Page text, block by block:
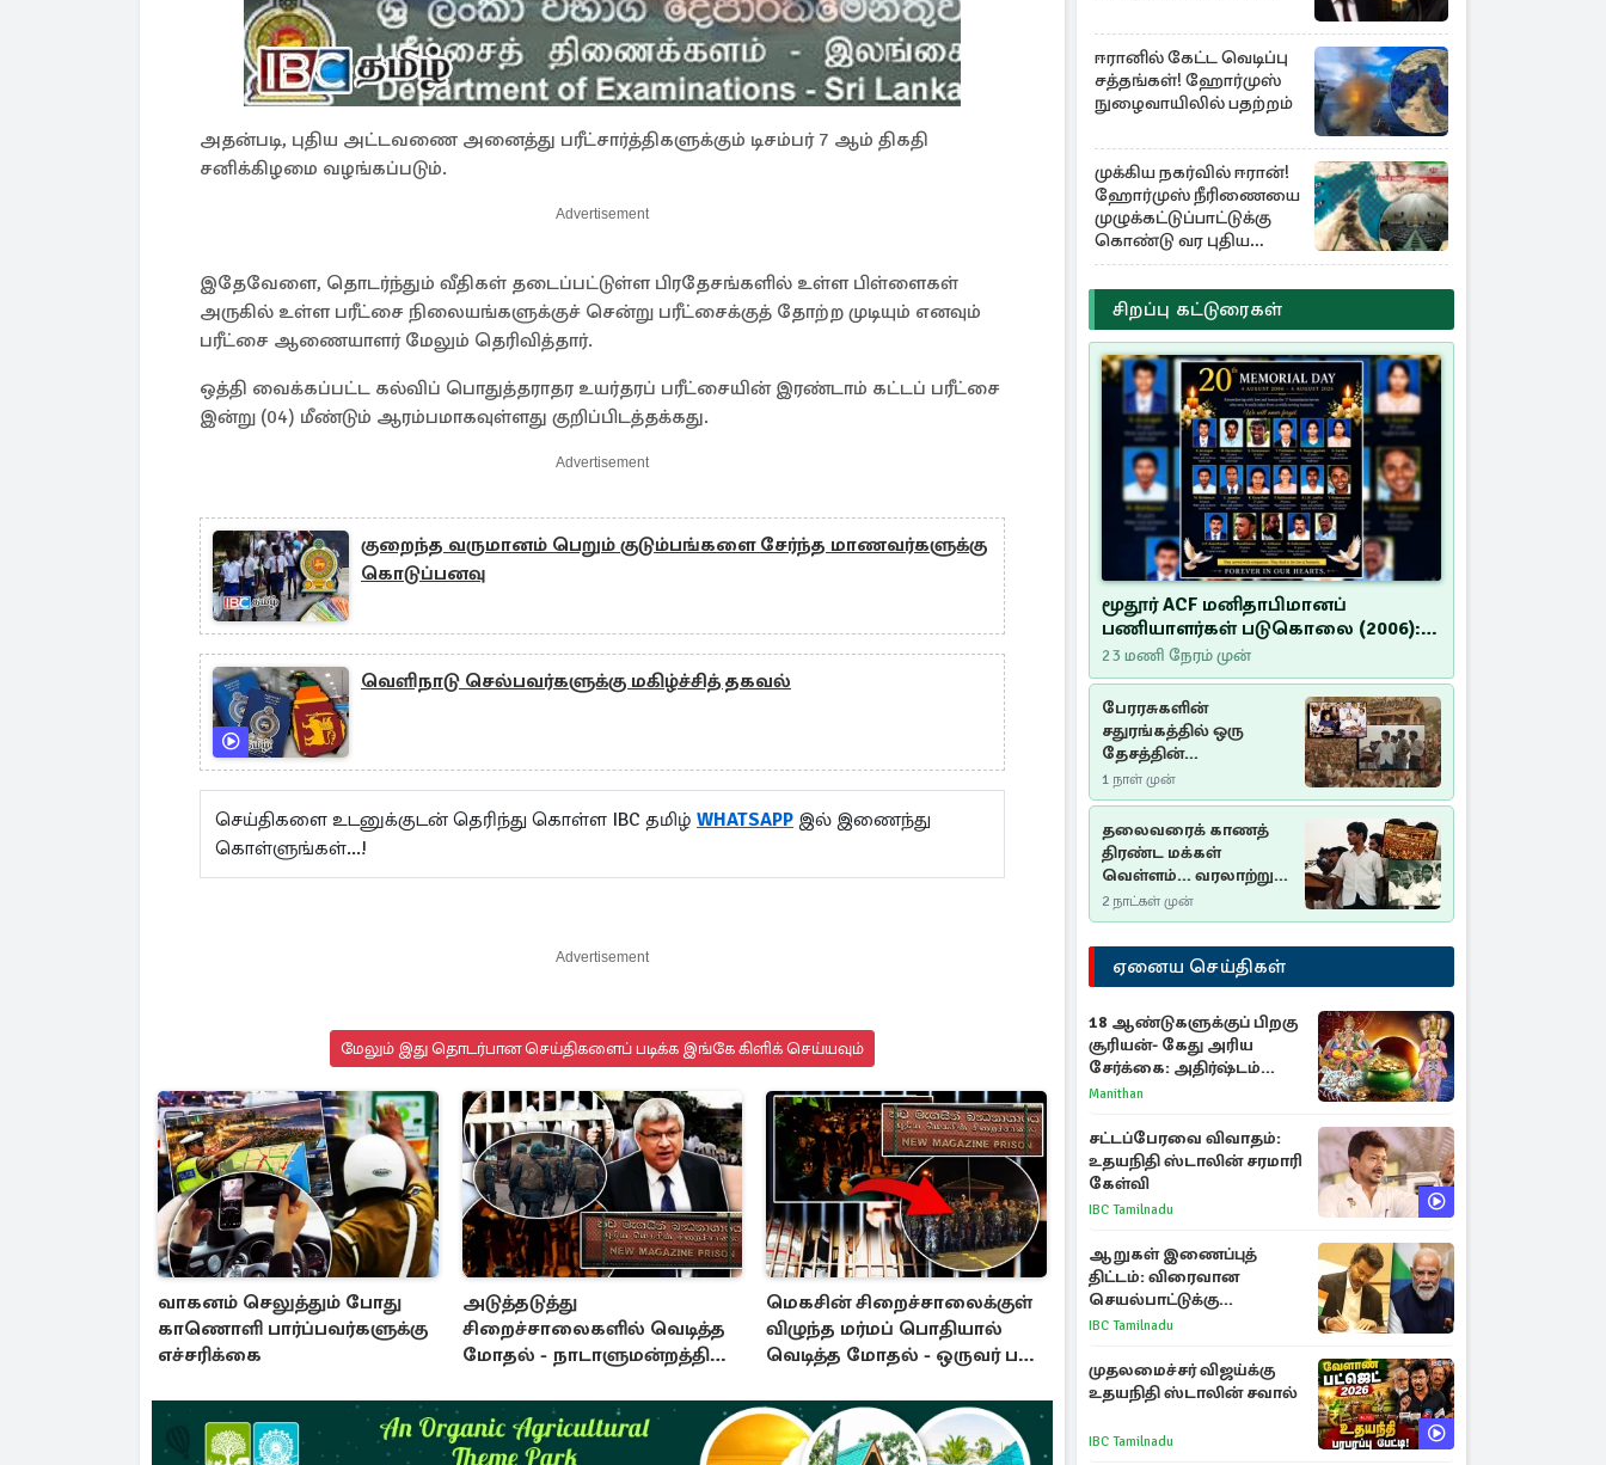
அதன்படி, புதிய அட்டவணை அனைத்து பரீட்சார்த்திகளுக்கும் டிசம்பர் 7 ஆம் திகதி
சனிக்கிழமை வழங்கப்படும்.
Advertisement
இதேவேளை, தொடர்ந்தும் வீதிகள் தடைப்பட்டுள்ள பிரதேசங்களில் உள்ள பிள்ளைகள்
அருகில் உள்ள பரீட்சை நிலையங்களுக்குச் சென்று பரீட்சைக்குத் தோற்ற முடியும் எனவும்
பரீட்சை ஆணையாளர் மேலும் தெரிவித்தார்.
ஒத்தி வைக்கப்பட்ட கல்விப் பொதுத்தராதர உயர்தரப் பரீட்சையின் இரண்டாம் கட்டப் பரீட்சை
இன்று (04) மீண்டும் ஆரம்பமாகவுள்ளது குறிப்பிடத்தக்கது.
Advertisement
குறைந்த வருமானம் பெறும் குடும்பங்களை சேர்ந்த மாணவர்களுக்கு
கொடுப்பனவு
வெளிநாடு செல்பவர்களுக்கு மகிழ்ச்சித் தகவல்
செய்திகளை உடனுக்குடன் தெரிந்து கொள்ள IBC தமிழ் WHATSAPP இல் இணைந்து
கொள்ளுங்கள்...!
Advertisement
மேலும் இது தொடர்பான செய்திகளைப் படிக்க இங்கே கிளிக் செய்யவும்
வாகனம் செலுத்தும் போது
காணொளி பார்ப்பவர்களுக்கு
எச்சரிக்கை
அடுத்தடுத்து
சிறைச்சாலைகளில் வெடித்த
மோதல் - நாடாளுமன்றத்தில்
மெகசின் சிறைச்சாலைக்குள்
விழுந்த மர்மப் பொதியால்
வெடித்த மோதல் - ஒருவர் பலி
ஈரானில் கேட்ட வெடிப்பு
சத்தங்கள்! ஹோர்முஸ்
நுழைவாயிலில் பதற்றம்
முக்கிய நகர்வில் ஈரான்!
ஹோர்முஸ் நீரிணையை
முழுக்கட்டுப்பாட்டுக்கு
கொண்டு வர புதிய
சட்டமூலம்
சிறப்பு கட்டுரைகள்
மூதூர் ACF மனிதாபிமானப்
பணியாளர்கள் படுகொலை (2006):
20 ஆண்டுகளாகியும் நீதி
மறுக்கப்பட்ட மனிதாபிமானப்
பேரவலம்
23 மணி நேரம் முன்
பேரரசுகளின்
சதுரங்கத்தில் ஒரு
தேசத்தின்
தீர்க்கதரிசனம் :
சுதுமலை பிரகடனம்
ஒரு வரலாற்றுப் பாடம்
1 நாள் முன்
தலைவரைக் காணத்
திரண்ட மக்கள்
வெள்ளம்... வரலாற்றுச்
சிறப்புமிக்க சுதுமலைப்
பிரகடனம்…
2 நாட்கள் முன்
ஏனைய செய்திகள்
18 ஆண்டுகளுக்குப் பிறகு
சூரியன்- கேது அரிய
சேர்க்கை: அதிர்ஷ்டம்
பெறும் 3 ராசிகள்!
Manithan
சட்டப்பேரவை விவாதம்:
உதயநிதி ஸ்டாலின் சரமாரி
கேள்வி
IBC Tamilnadu
ஆறுகள் இணைப்புத்
திட்டம்: விரைவான
செயல்பாட்டுக்கு
பிரதமருக்கு முதலமைச்சர்
IBC Tamilnadu
முதலமைச்சர் விஜய்க்கு
உதயநிதி ஸ்டாலின் சவால்
IBC Tamilnadu